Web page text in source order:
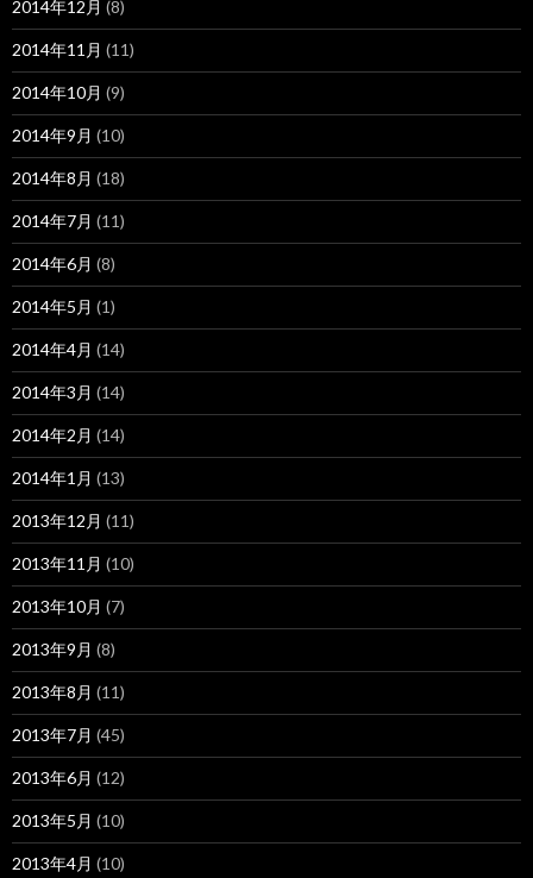
2014年12月 (8)
2014年11月 (11)
2014年10月 (9)
2014年9月 (10)
2014年8月 (18)
2014年7月 (11)
2014年6月 (8)
2014年5月 (1)
2014年4月 (14)
2014年3月 (14)
2014年2月 (14)
2014年1月 (13)
2013年12月 (11)
2013年11月 (10)
2013年10月 (7)
2013年9月 (8)
2013年8月 (11)
2013年7月 (45)
2013年6月 (12)
2013年5月 (10)
2013年4月 (10)